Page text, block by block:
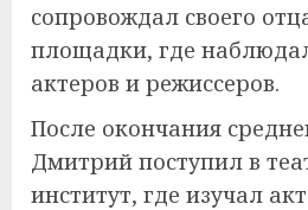
сопровождал своего
площадки, где
актеров и режиссеров.
После окончания
Дмитрий поступил в
институт, где изучал